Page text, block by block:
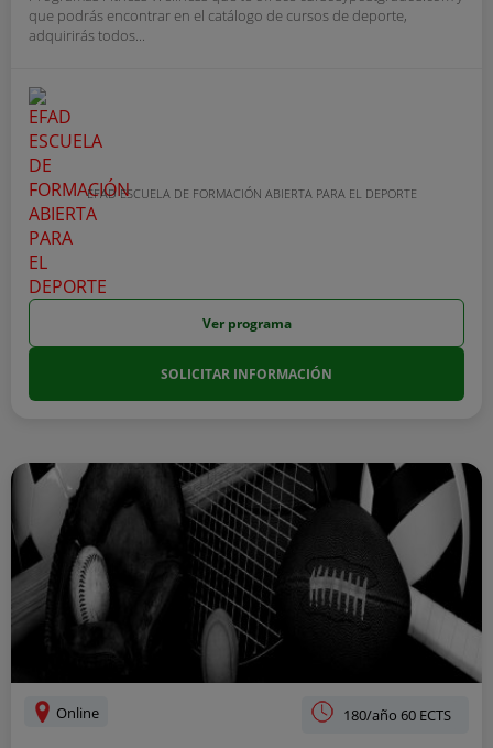
que podrás encontrar en el catálogo de cursos de deporte,
adquirirás todos...
EFAD ESCUELA DE FORMACIÓN ABIERTA PARA EL DEPORTE
Ver programa
SOLICITAR INFORMACIÓN
Online 180/año 60 ECTS